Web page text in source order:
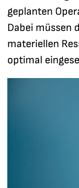
geplanten
Dabei müssen
materiellen
optimal